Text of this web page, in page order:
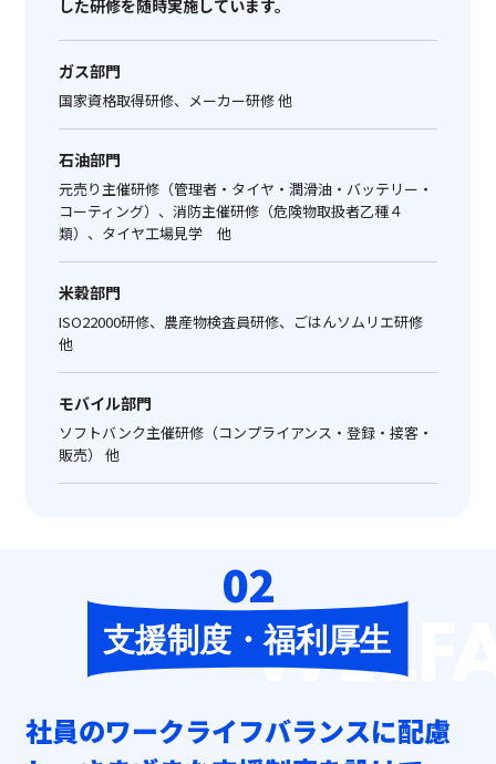
した研修を随時実施しています。
ガス部門
国家資格取得研修、メーカー研修 他
石油部門
元売り主催研修（管理者・タイヤ・潤滑油・バッテリー・
コーティング）、消防主催研修（危険物取扱者乙種４
類）、タイヤ工場見学 他
米穀部門
ISO22000研修、農産物検査員研修、ごはんソムリエ研修
他
モバイル部門
ソフトバンク主催研修（コンプライアンス・登録・接客・
販売） 他
02
社員のワークライフバランスに配慮